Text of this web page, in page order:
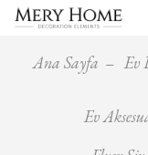
Ana Sayfa Ev
Ev